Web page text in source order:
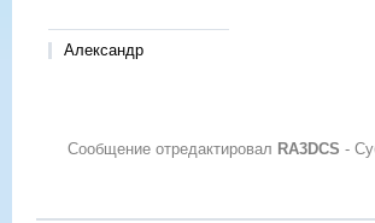
Александр
Сообщение отредактировал RA3DCS -